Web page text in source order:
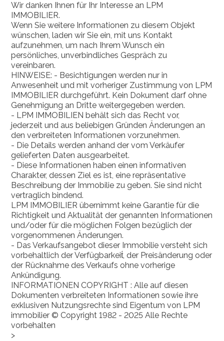
Wir danken Ihnen für Ihr Interesse an LPM
IMMOBILIER.
Wenn Sie weitere Informationen zu diesem Objekt
wünschen, laden wir Sie ein, mit uns Kontakt
aufzunehmen, um nach Ihrem Wunsch ein
persönliches, unverbindliches Gespräch zu
vereinbaren.
HINWEISE: - Besichtigungen werden nur in
Anwesenheit und mit vorheriger Zustimmung von LPM
IMMOBILIER durchgeführt. Kein Dokument darf ohne
Genehmigung an Dritte weitergegeben werden.
- LPM IMMOBILIEN behält sich das Recht vor,
jederzeit und aus beliebigen Gründen Änderungen an
den verbreiteten Informationen vorzunehmen.
- Die Details werden anhand der vom Verkäufer
gelieferten Daten ausgearbeitet.
- Diese Informationen haben einen informativen
Charakter, dessen Ziel es ist, eine repräsentative
Beschreibung der Immobilie zu geben. Sie sind nicht
vertraglich bindend.
LPM IMMOBILIER übernimmt keine Garantie für die
Richtigkeit und Aktualität der genannten Informationen
und/oder für die möglichen Folgen bezüglich der
vorgenommenen Änderungen.
- Das Verkaufsangebot dieser Immobilie versteht sich
vorbehaltlich der Verfügbarkeit́, der Preisänderung oder
der Rücknahme des Verkaufs ohne vorherige
Ankündigung.
INFORMATIONEN COPYRIGHT : Alle auf diesen
Dokumenten verbreiteten Informationen sowie ihre
exklusiven Nutzungsrechte sind Eigentum von LPM
immobilier © Copyright 1982 - 2025 Alle Rechte
vorbehalten
>